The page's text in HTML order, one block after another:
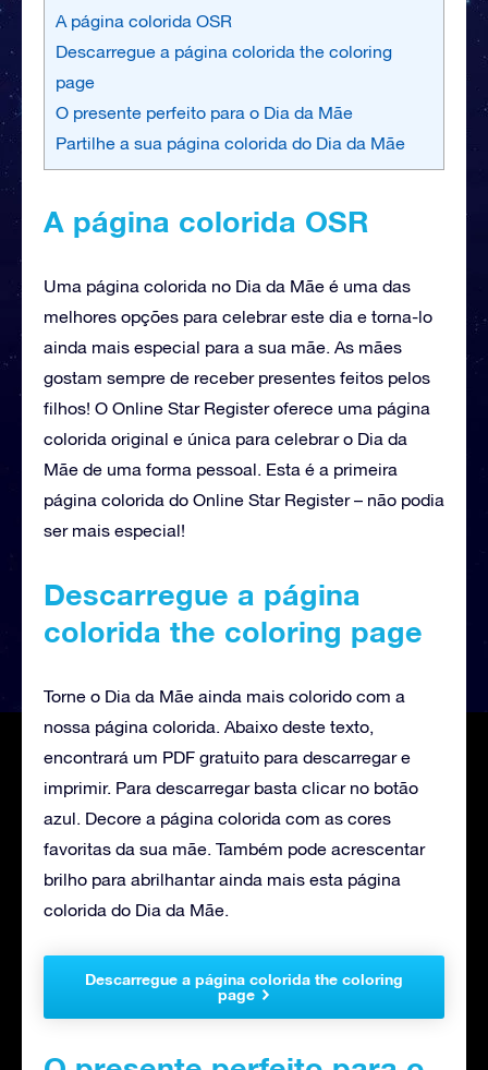
A página colorida OSR
Descarregue a página colorida the coloring
page
O presente perfeito para o Dia da Mãe
Partilhe a sua página colorida do Dia da Mãe
A página colorida OSR
Uma página colorida no Dia da Mãe é uma das
melhores opções para celebrar este dia e torna-lo
ainda mais especial para a sua mãe. As mães
gostam sempre de receber presentes feitos pelos
filhos! O Online Star Register oferece uma página
colorida original e única para celebrar o Dia da
Mãe de uma forma pessoal. Esta é a primeira
página colorida do Online Star Register – não podia
ser mais especial!
Descarregue a página
colorida the coloring page
Torne o Dia da Mãe ainda mais colorido com a
nossa página colorida. Abaixo deste texto,
encontrará um PDF gratuito para descarregar e
imprimir. Para descarregar basta clicar no botão
azul. Decore a página colorida com as cores
favoritas da sua mãe. Também pode acrescentar
brilho para abrilhantar ainda mais esta página
colorida do Dia da Mãe.
Descarregue a página colorida the coloring
page